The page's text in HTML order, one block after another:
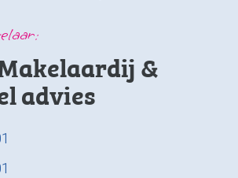
&
advies